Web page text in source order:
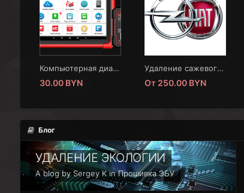
Компьютерная диагностика автомобилей в Гомеле - Цена от 30 BYN
30.00 BYN
Удаление сажевого фильтра Opel Chevrolet Fiat в Гомеле
От250.00 BYN
Блог
УДАЛЕНИЕ ЭКОЛОГИИ
A blog by Sergey K inПрошивка ЭБУ